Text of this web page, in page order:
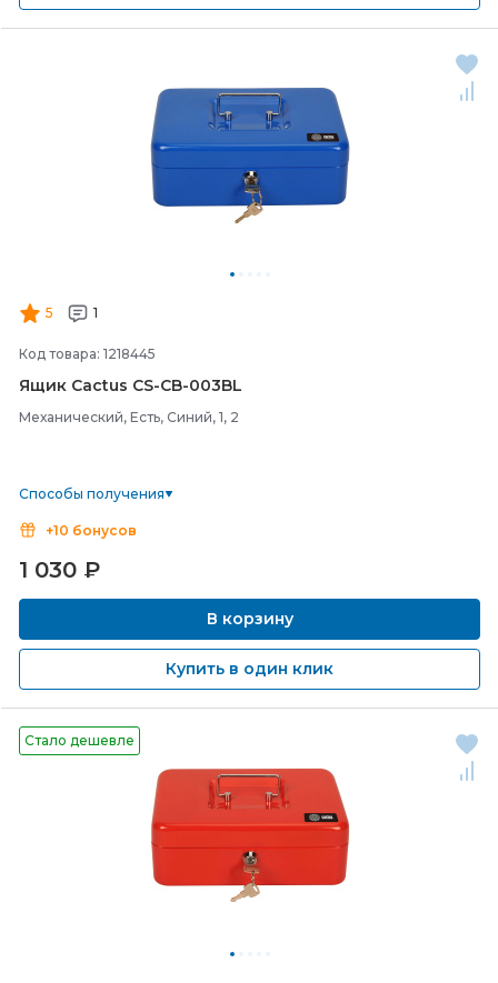
5 1
Код товара: 1218445
Ящик Cactus CS-CB-003BL
Механический, Есть, Синий, 1, 2
Способы получения
+10 бонусов
1 030 ₽
В корзину
Купить в один клик
Стало дешевле